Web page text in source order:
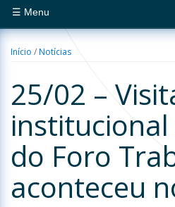
☰ Menu
Início /Notícias
25/02 –
do Foro
aconteceu